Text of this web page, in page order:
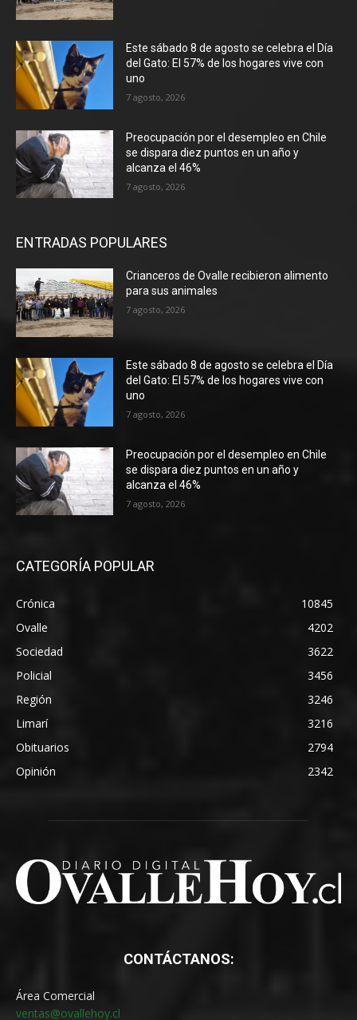
Este sábado 8 de agosto se celebra el Día
del Gato: El 57% de los hogares vive con
uno
7 agosto, 2026
Preocupación por el desempleo en Chile
se dispara diez puntos en un año y
alcanza el 46%
7 agosto, 2026
ENTRADAS POPULARES
Crianceros de Ovalle recibieron alimento
para sus animales
7 agosto, 2026
Este sábado 8 de agosto se celebra el Día
del Gato: El 57% de los hogares vive con
uno
7 agosto, 2026
Preocupación por el desempleo en Chile
se dispara diez puntos en un año y
alcanza el 46%
7 agosto, 2026
CATEGORÍA POPULAR
Crónica
10845
Ovalle
4202
Sociedad
3622
Policial
3456
Región
3246
Limarí
3216
Obituarios
2794
Opinión
2342
CONTÁCTANOS:
Área Comercial
ventas@ovallehoy.cl